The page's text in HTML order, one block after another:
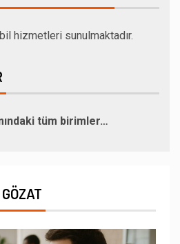
hizmetleri sunulmaktadır.
tüm birimler…